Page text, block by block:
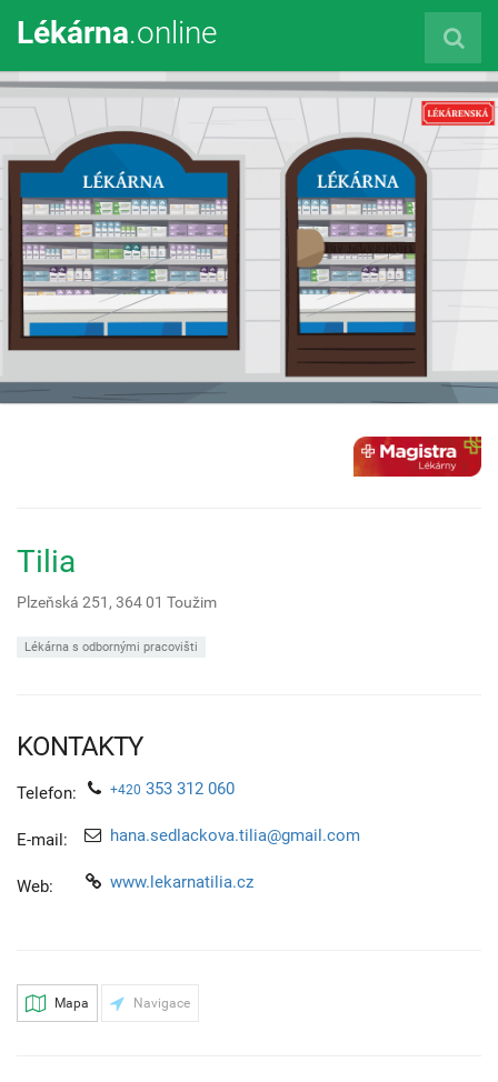
Lékárna.online
Tilia
Plzeňská 251, 364 01 Toužim
Lékárna s odbornými pracovišti
KONTAKTY
Telefon: +420 353 312 060
E-mail: hana.sedlackova.tilia@gmail.com
Web: www.lekarnatilia.cz
Mapa Navigace